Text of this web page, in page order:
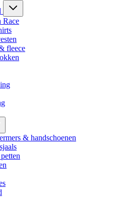
Race
fleece
& handschoenen